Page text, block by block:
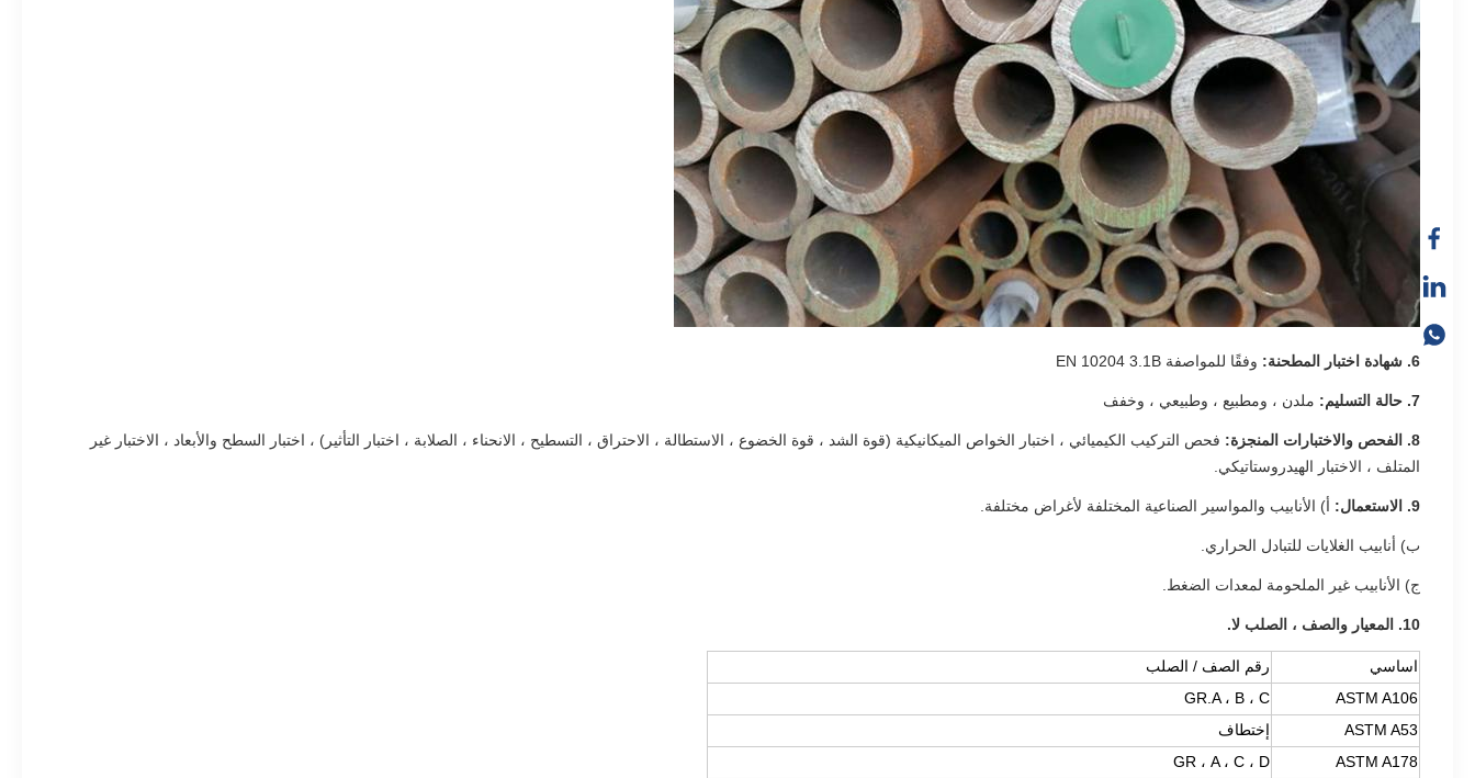
6. شهادة اختبار المطحنة: وفقًا للمواصفة EN 10204 3.1B
7. حالة التسليم: ملدن ، ومطبيع ، وطبيعي ، وخفف
8. الفحص والاختبارات المنجزة:
فحص التركيب الكيميائي ، اختبار الخواص الميكانيكية (قوة الشد ، قوة الخضوع ، الاستطالة ، الاحتراق ، التسطيح ، الانحناء ، الصلابة ، اختبار التأثير) ، اختبار السطح والأبعاد ، الاختبار غير
المتلف ، الاختبار الهيدروستاتيكي.
9. الاستعمال: أ) الأنابيب والمواسير الصناعية المختلفة لأغراض مختلفة.
ب) أنابيب الغلايات للتبادل الحراري.
ج) الأنابيب غير الملحومة لمعدات الضغط.
10. المعيار والصف ، الصلب لا.
اساسي
رقم الصف / الصلب
ASTM A106
GR.A ، B ، C
ASTM A53
إختطاف
ASTM A178
GR ، A ، C ، D